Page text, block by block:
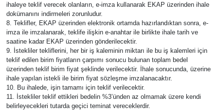
ihaleye teklif verecek olanların, e-imza kullanarak EKAP üzerinden ihale
dokümanını indirmeleri zorunludur.
8. Teklifler, EKAP üzerinden elektronik ortamda hazırlandıktan sonra, e-
imza ile imzalanarak, teklife ilişkin e-anahtar ile birlikte ihale tarih ve
saatine kadar EKAP üzerinden gönderilecektir.
9. İstekliler tekliflerini, her bir iş kaleminin miktarı ile bu iş kalemleri için
teklif edilen birim fiyatların çarpımı sonucu bulunan toplam bedel
üzerinden teklif birim fiyat şeklinde verilecektir. İhale sonucunda, üzerine
ihale yapılan istekli ile birim fiyat sözleşme imzalanacaktır.
10. Bu ihalede, işin tamamı için teklif verilecektir.
11. İstekliler teklif ettikleri bedelin %3’ünden az olmamak üzere kendi
belirleyecekleri tutarda geçici teminat vereceklerdir.